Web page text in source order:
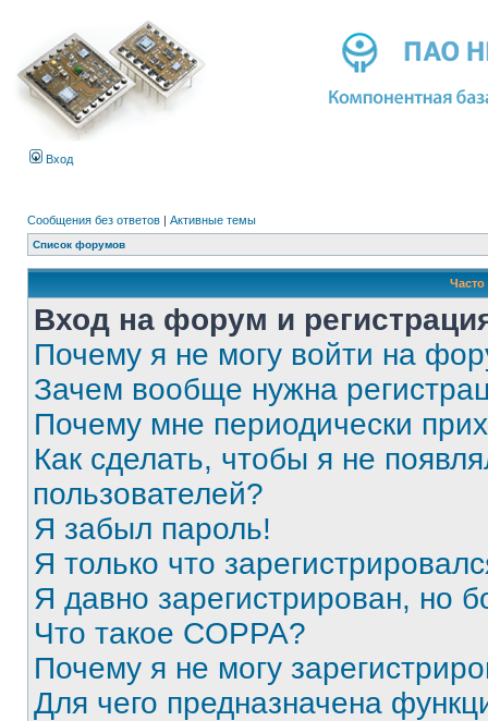
Вход
Сообщения без ответов | Активные темы
Список форумов
Вход на форум и
Почему я не могу войти на
Зачем вообще нужна
Почему мне периодически
Как сделать, чтобы я не
пользователей?
Я забыл пароль!
Я только что
Я давно зарегистрирован, но
Что такое COPPA?
Почему я не могу
Для чего предназначена